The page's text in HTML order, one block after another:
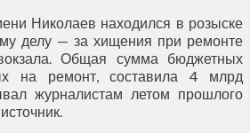
Николаев находился в розыске
делу — за хищения при ремонте
Общая сумма бюджетных
на ремонт, составила 4 млрд
журналистам летом прошлого